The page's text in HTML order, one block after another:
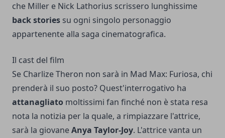
che Miller e Nick Lathorius scrissero lunghissime
back stories su ogni singolo personaggio
appartenente alla saga cinematografica.
Il cast del film
Se Charlize Theron non sarà in Mad Max: Furiosa, chi
prenderà il suo posto? Quest'interrogativo ha
attanagliato moltissimi fan finché non è stata resa
nota la notizia per la quale, a rimpiazzare l'attrice,
sarà la giovaneAnya Taylor-Joy. L'attrice vanta un